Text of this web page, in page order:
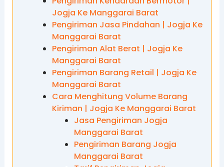
Jogja Ke Manggarai Barat
Pengiriman Jasa Pindahan | Jogja Ke
Manggarai Barat
Pengiriman Alat Berat | Jogja Ke
Manggarai Barat
Pengiriman Barang Retail | Jogja Ke
Manggarai Barat
Cara Menghitung Volume Barang
Kiriman | Jogja Ke Manggarai Barat
Jasa Pengiriman Jogja
Manggarai Barat
Pengiriman Barang Jogja
Manggarai Barat